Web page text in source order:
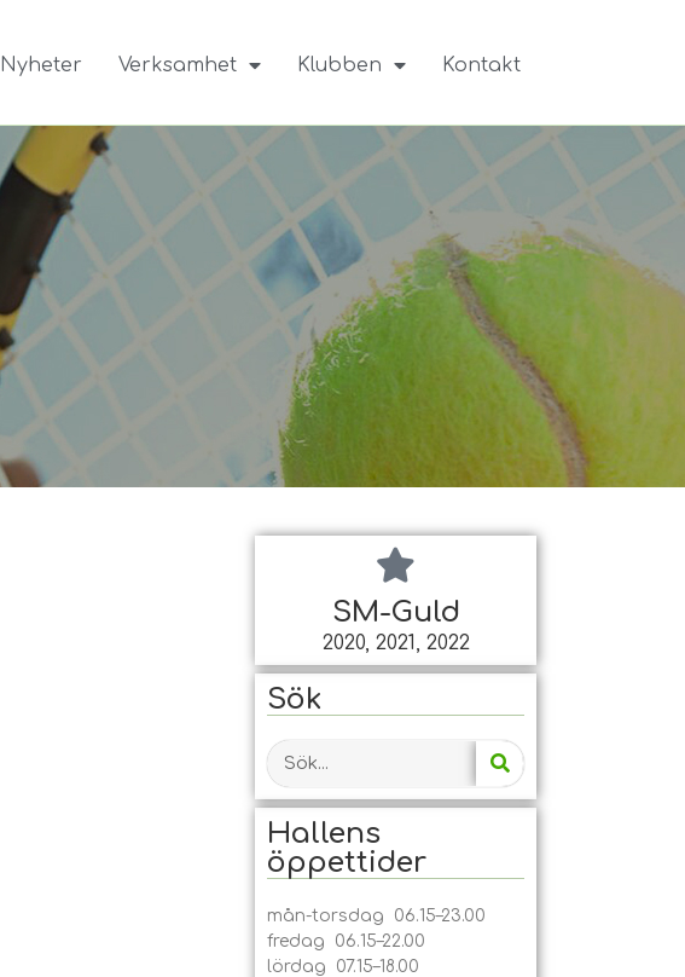
Nyheter Verksamhet Klubben Kontakt
SM-Guld
2020, 2021, 2022
Sök
Hallens
öppet­tider
mån-torsdag 06.15–23.00
fredag 06.15–22.00
lördag 07.15–18.00